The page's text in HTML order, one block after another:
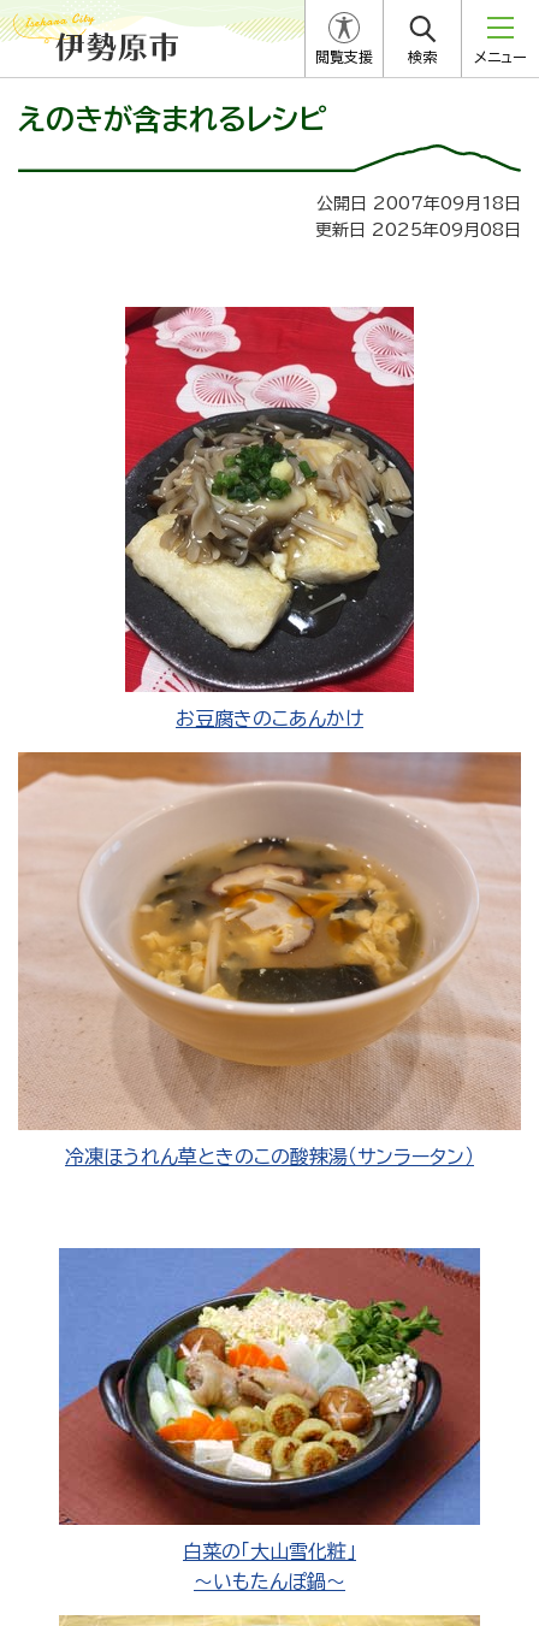
閲覧支援 検索 メニュー
えのきが含まれるレシピ
公開日 2007年09月18日
更新日 2025年09月08日
お豆腐きのこあんかけ
冷凍ほうれん草ときのこの酸辣湯（サンラータン）
白菜の「大山雪化粧」
～いもたんぽ鍋～